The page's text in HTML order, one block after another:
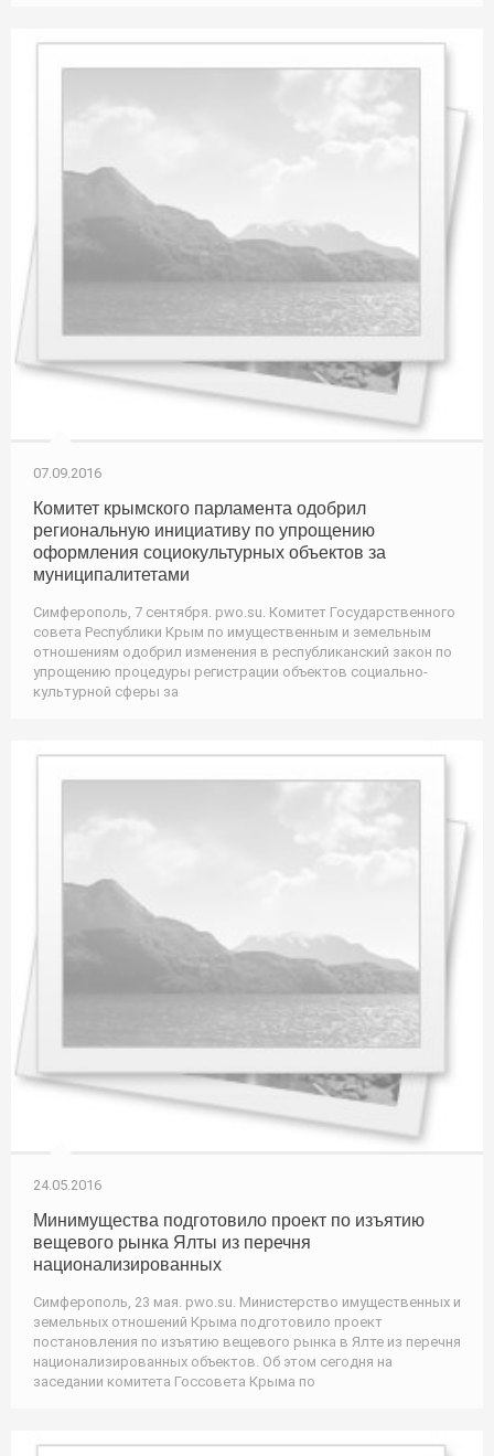
07.09.2016
Комитет крымского парламента одобрил
региональную инициативу по упрощению
оформления социокультурных объектов за
муниципалитетами
Симферополь, 7 сентября. pwo.su. Комитет Государственного
совета Республики Крым по имущественным и земельным
отношениям одобрил изменения в республиканский закон по
упрощению процедуры регистрации объектов социально-
культурной сферы за
24.05.2016
Минимущества подготовило проект по изъятию
вещевого рынка Ялты из перечня
национализированных
Симферополь, 23 мая. pwo.su. Министерство имущественных и
земельных отношений Крыма подготовило проект
постановления по изъятию вещевого рынка в Ялте из перечня
национализированных объектов. Об этом сегодня на
заседании комитета Госсовета Крыма по